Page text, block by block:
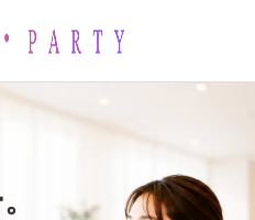
ティー・お